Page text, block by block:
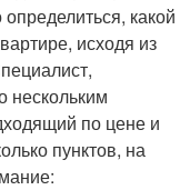
какой
исходя из
нескольким
по цене и
пунктов, на